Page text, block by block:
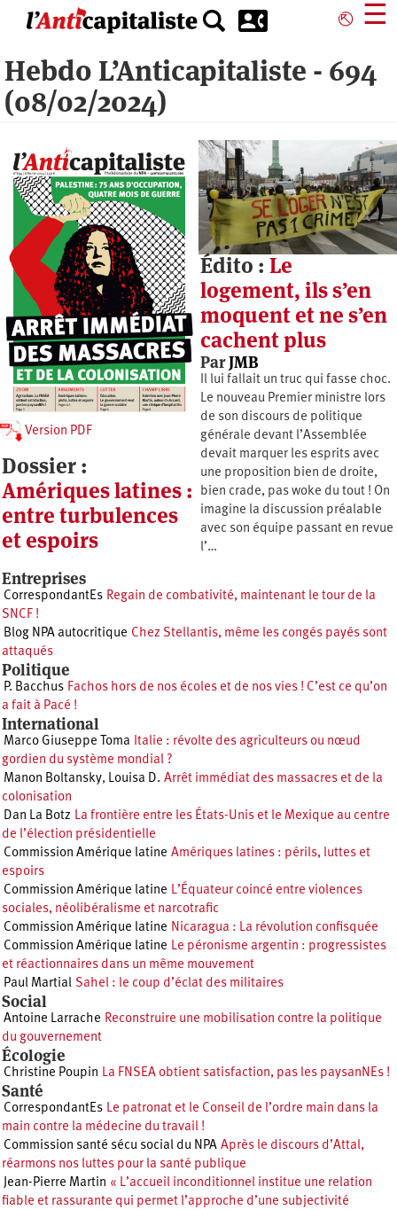
principal
⎋ ☰
Hebdo L’Anticapitaliste - 694
(08/02/2024)
Édito : Le
logement, ils s’en
moquent et ne s’en
cachent plus
ParJMB
Il lui fallait un truc qui fasse choc.
Le nouveau Premier ministre lors
de son discours de politique
générale devant l’Assemblée
devait marquer les esprits avec
une proposition bien de droite,
bien crade, pas woke du tout ! On
imagine la discussion préalable
avec son équipe passant en revue
l’…
Version PDF
Dossier :
Amériques latines :
entre turbulences
et espoirs
Entreprises
CorrespondantEs Regain de combativité, maintenant le tour de la
SNCF !
Blog NPA autocritique Chez Stellantis, même les congés payés sont
attaqués
Politique
P. Bacchus Fachos hors de nos écoles et de nos vies ! C’est ce qu’on
a fait à Pacé !
International
Marco Giuseppe Toma Italie : révolte des agriculteurs ou nœud
gordien du système mondial ?
Manon Boltansky, Louisa D. Arrêt immédiat des massacres et de la
colonisation
Dan La Botz La frontière entre les États-Unis et le Mexique au centre
de l’élection présidentielle
Commission Amérique latine Amériques latines : périls, luttes et
espoirs
Commission Amérique latine L’Équateur coincé entre violences
sociales, néolibéralisme et narcotrafic
Commission Amérique latine Nicaragua : La révolution confisquée
Commission Amérique latine Le péronisme argentin : progressistes
et réactionnaires dans un même mouvement
Paul Martial Sahel : le coup d’éclat des militaires
Social
Antoine Larrache Reconstruire une mobilisation contre la politique
du gouvernement
Écologie
Christine Poupin La FNSEA obtient satisfaction, pas les paysanNEs !
Santé
CorrespondantEs Le patronat et le Conseil de l’ordre main dans la
main contre la médecine du travail !
Commission santé sécu social du NPA Après le discours d’Attal,
réarmons nos luttes pour la santé publique
Jean-Pierre Martin « L’accueil inconditionnel institue une relation
fiable et rassurante qui permet l’approche d’une subjectivité